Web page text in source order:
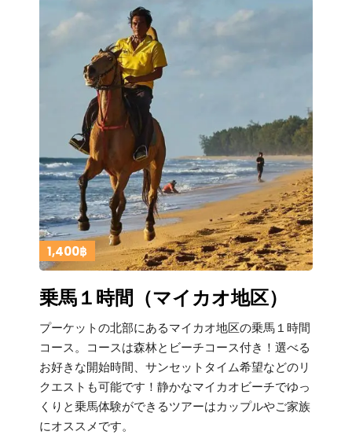
1,400฿
乗馬１時間（マイカオ地区）
プーケットの北部にあるマイカオ地区の乗馬１時間
コース。コースは森林とビーチコース付き！選べる
お好きな開始時間、サンセットタイム希望などのリ
クエストも可能です！静かなマイカオビーチでゆっ
くりと乗馬体験ができるツアーはカップルやご家族
にオススメです。